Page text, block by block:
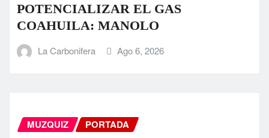
POTENCIALIZAR EL GAS
COAHUILA: MANOLO
La Carbonifera Ago 6, 2026
MUZQUIZ PORTADA